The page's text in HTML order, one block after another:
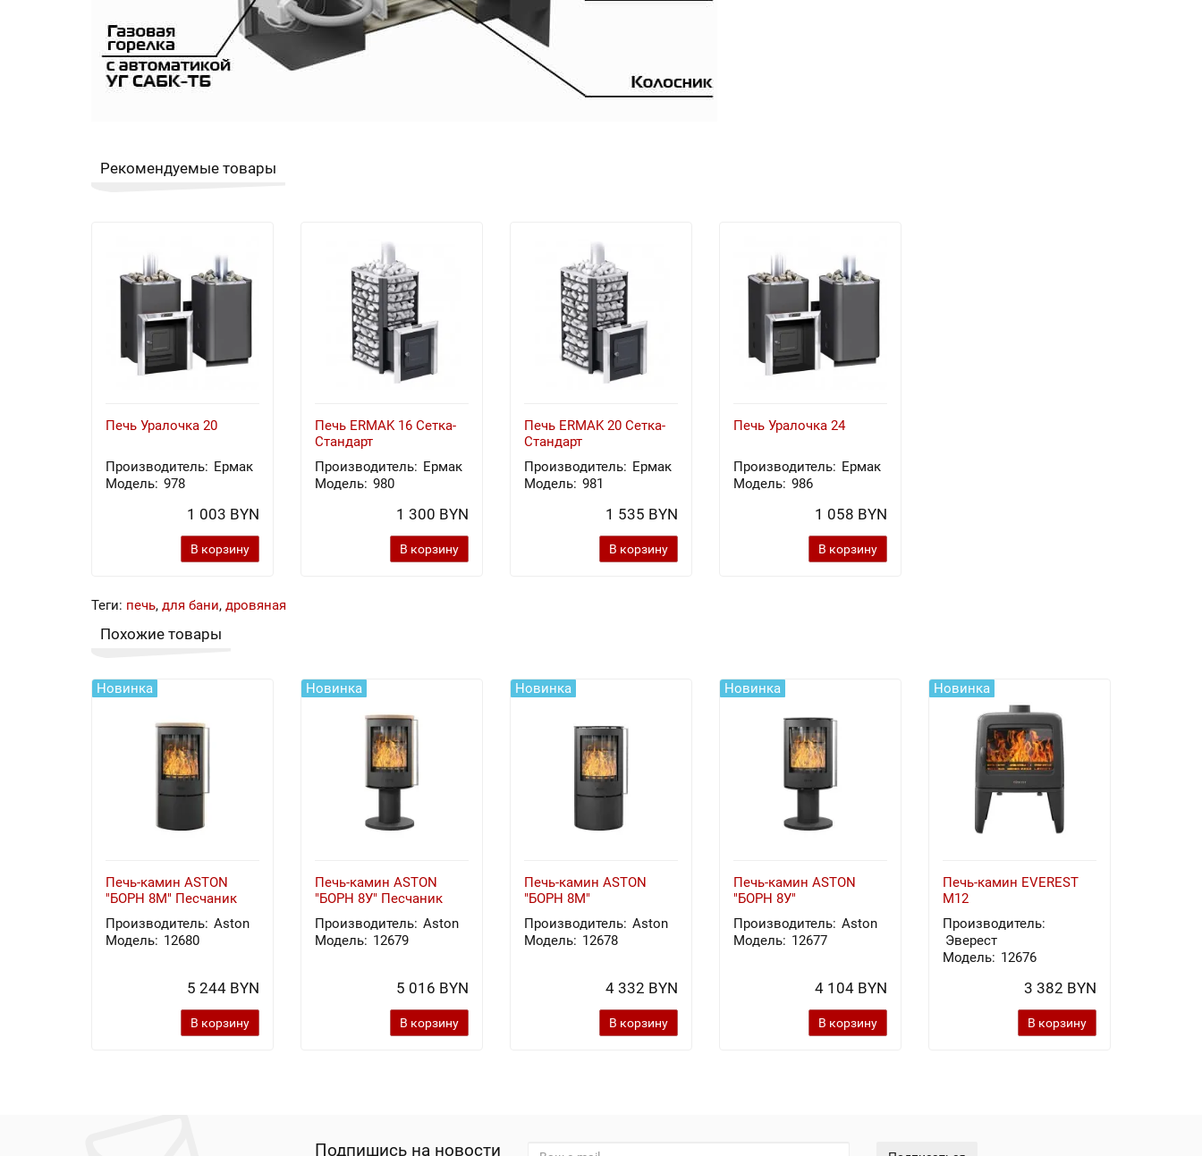
Рекомендуемые товары
Печь Уралочка 20
Производитель: Ермак
Модель: 978
1 003 BYN
В корзину
Печь ERMAK 16 Сетка-
Стандарт
Производитель: Ермак
Модель: 980
1 300 BYN
В корзину
Печь ERMAK 20 Сетка-
Стандарт
Производитель: Ермак
Модель: 981
1 535 BYN
В корзину
Печь Уралочка 24
Производитель: Ермак
Модель: 986
1 058 BYN
В корзину
Теги: печь, для бани, дровяная
Похожие товары
Новинка
Печь-камин ASTON
"БОРН 8М" Песчаник
Производитель: Aston
Модель: 12680
5 244 BYN
В корзину
Новинка
Печь-камин ASTON
"БОРН 8У" Песчаник
Производитель: Aston
Модель: 12679
5 016 BYN
В корзину
Новинка
Печь-камин ASTON
"БОРН 8М"
Производитель: Aston
Модель: 12678
4 332 BYN
В корзину
Новинка
Печь-камин ASTON
"БОРН 8У"
Производитель: Aston
Модель: 12677
4 104 BYN
В корзину
Новинка
Печь-камин EVEREST
M12
Производитель:
Эверест
Модель: 12676
3 382 BYN
В корзину
Подпишись на новости